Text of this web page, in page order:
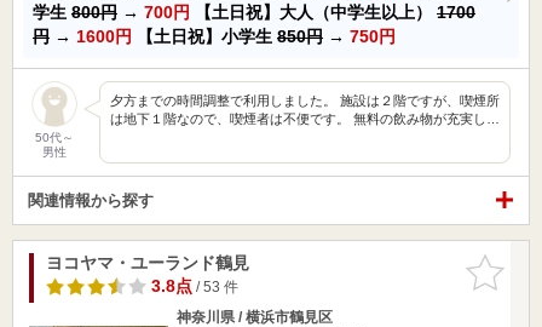
学生 800円 → 700円 【土日祝】大人（中学生以上） 1700
円 → 1600円 【土日祝】小学生 850円 → 750円
50代～
男性
夕方までの時間調整で利用しました。 施設は２階ですが、喫煙所
は地下１階なので、喫煙者は不便です。 無料の飲み物が充実し…
関連情報から探す
お気に入
りに追加
ヨコヤマ・ユーランド鶴見
3.8点/ 53 件
神奈川県 / 横浜市鶴見区